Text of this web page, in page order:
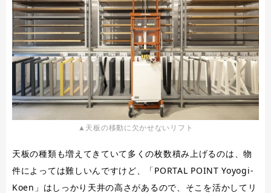
▲天板の移動に欠かせないリフト
天板の種類も増えてきていて多くの枚数積み上げるのは、物
件によっては難しいんですけど、「PORTAL POINT Yoyogi-
Koen」はしっかり天井の高さがあるので、そこを活かしてリ